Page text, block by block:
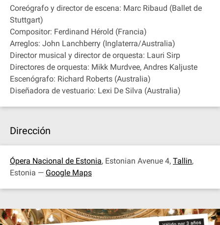
Coreógrafo y director de escena: Marc Ribaud (Ballet de
Stuttgart)
Compositor: Ferdinand Hérold (Francia)
Arreglos: John Lanchberry (Inglaterra/Australia)
Director musical y director de orquesta: Lauri Sirp
Directores de orquesta: Mikk Murdvee, Andres Kaljuste
Escenógrafo: Richard Roberts (Australia)
Diseñadora de vestuario: Lexi De Silva (Australia)
Dirección
Ópera Nacional de Estonia, Estonian Avenue 4, Tallin,
Estonia — Google Maps